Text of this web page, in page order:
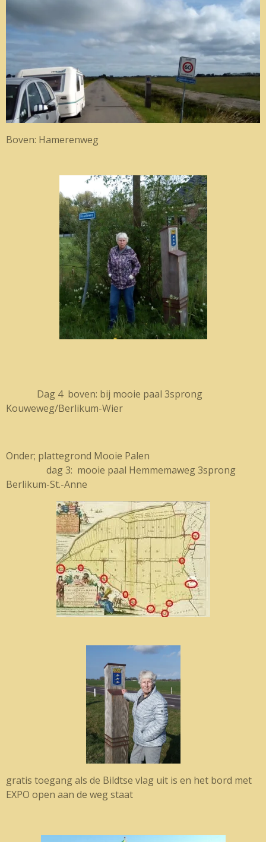
Boven: Hamerenweg
Dag 4 boven: bij mooie paal 3sprong
Kouweweg/Berlikum-Wier
Onder; plattegrond Mooie Palen
dag 3: mooie paal Hemmemaweg 3sprong
Berlikum-St.-Anne
gratis toegang als de Bildtse vlag uit is en het bord met
EXPO open aan de weg staat